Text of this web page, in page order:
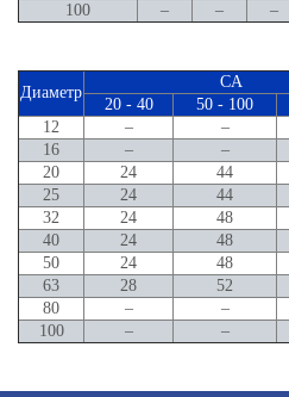
100
– – –
Диаметр
CA
20 - 40
50 - 100
12
– –
16
– –
20
24 44
25
24 44
32
24 48
40
24 48
50
24 48
63
28 52
80
– –
100
– –